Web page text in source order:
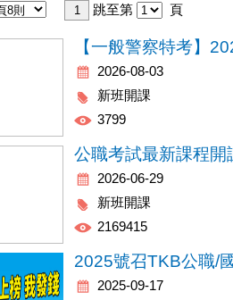
跳至第
頁
2026-08-03
新班開課
3799
2026-06-29
新班開課
2169415
2025-09-17